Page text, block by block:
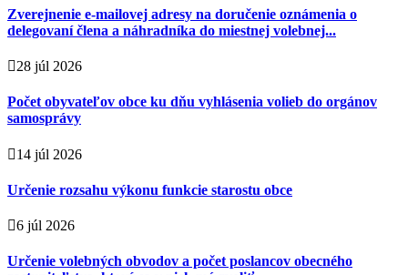
Zverejnenie e-mailovej adresy na doručenie oznámenia o
delegovaní člena a náhradníka do miestnej volebnej...
28 júl 2026
Počet obyvateľov obce ku dňu vyhlásenia volieb do orgánov
samosprávy
14 júl 2026
Určenie rozsahu výkonu funkcie starostu obce
6 júl 2026
Určenie volebných obvodov a počet poslancov obecného